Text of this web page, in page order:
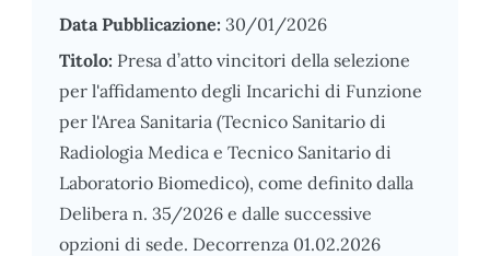
Data Pubblicazione: 30/01/2026
Titolo: Presa d’atto vincitori della selezione
per l'affidamento degli Incarichi di Funzione
per l'Area Sanitaria (Tecnico Sanitario di
Radiologia Medica e Tecnico Sanitario di
Laboratorio Biomedico), come definito dalla
Delibera n. 35/2026 e dalle successive
opzioni di sede. Decorrenza 01.02.2026